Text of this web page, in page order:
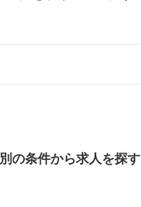
別の条件から求人を探す